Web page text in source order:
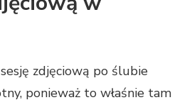
zdjęciową po ślubie
ponieważ to właśnie tam